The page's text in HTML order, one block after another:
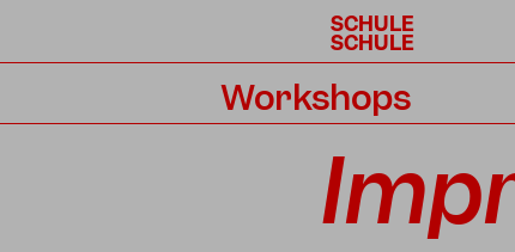
SCHULE
SCHULE
Workshops